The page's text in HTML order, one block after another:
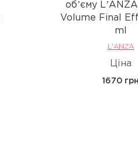
обʼєму
Volume Final
ml
L'ANZA
Ціна
1670 грн